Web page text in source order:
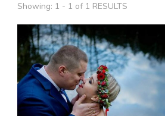
Showing: 1 - 1 of 1 RESULTS